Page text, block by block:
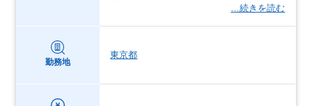
…続きを読む
勤務地
東京都